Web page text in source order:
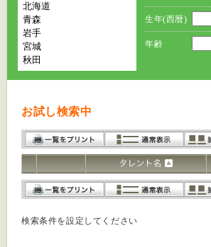
生年(西暦)
年齢
お試し検索中
検索条件を設定してください